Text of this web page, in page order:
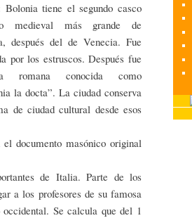
Bolonia tiene el segundo casco
medieval más grande de
después del de Venecia. Fue
por los estruscos. Después fue
romana conocida como
la docta”. La ciudad conserva
de ciudad cultural desde esos
documento masónico original
de Italia. Parte de los
a los profesores de su famosa
Se calcula que del 1